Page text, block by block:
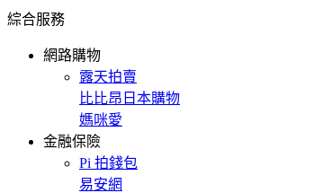
綜合服務
網路購物
露天拍賣
比比昂日本購物
媽咪愛
金融保險
Pi 拍錢包
易安網